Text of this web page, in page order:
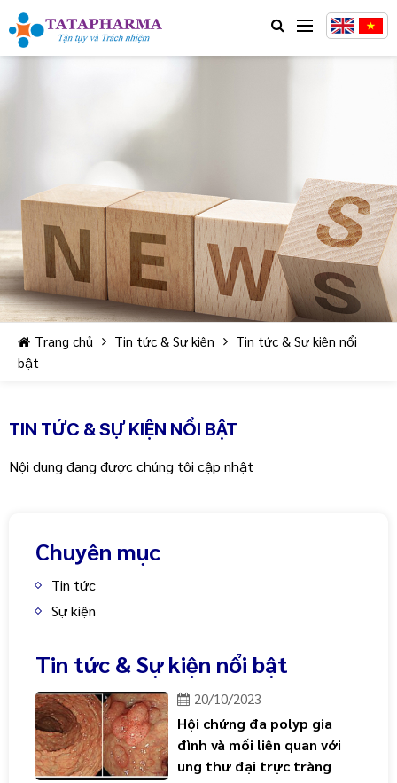
Trang chủ Tin tức & Sự kiện
Tin tức & Sự kiện nổi
bật
TIN TỨC & SỰ KIỆN NỔI BẬT
Nội dung đang được chúng tôi cập nhật
Chuyên mục
Tin tức
Sự kiện
Tin tức & Sự kiện nổi bật
20/10/2023
Hội chứng đa polyp gia
đình và mối liên quan với
ung thư đại trực tràng